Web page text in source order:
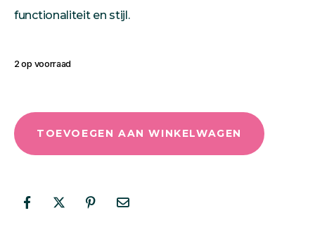
functionaliteit en stijl.
2 op voorraad
TOEVOEGEN AAN WINKELWAGEN